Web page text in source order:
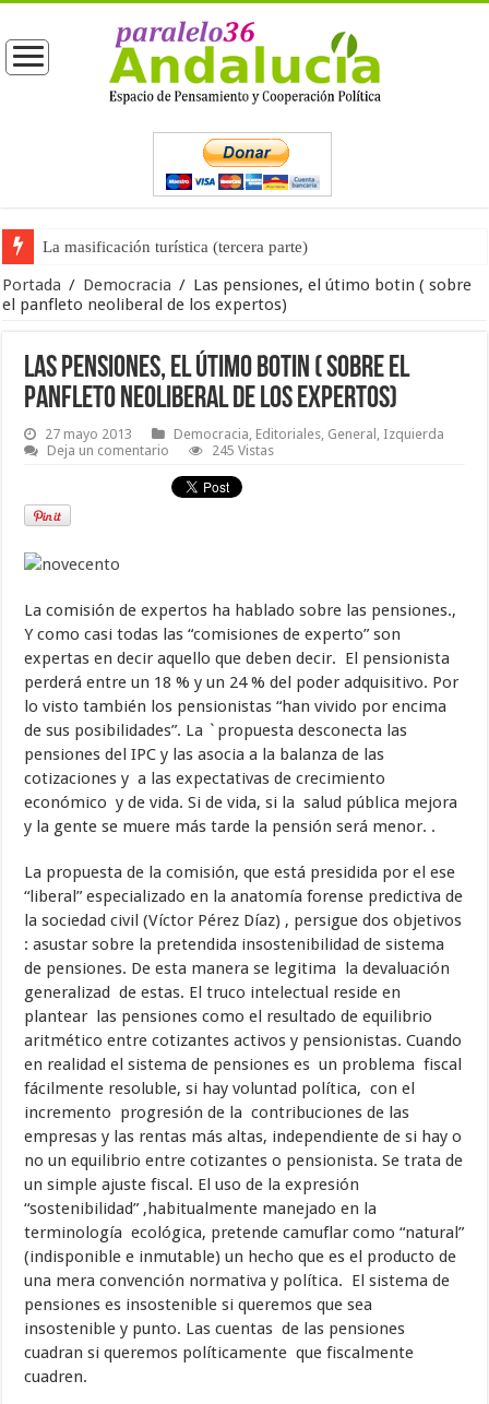
La masificación turística (tercera parte)
La opinión pública ante las próximas elecciones generales
Portada / Democracia / Las pensiones, el útimo botin ( sobre
el panfleto neoliberal de los expertos)
Las pensiones, el útimo botin ( sobre el
panfleto neoliberal de los expertos)
27 mayo 2013 Democracia, Editoriales, General , Izquierda
Deja un comentario
245 Vistas
La comisión de expertos ha hablado sobre las pensiones.,
Y como casi todas las “comisiones de experto” son
expertas en decir aquello que deben decir. El pensionista
perderá entre un 18 % y un 24 % del poder adquisitivo. Por
lo visto también los pensionistas “han vivido por encima
de sus posibilidades”. La `propuesta desconecta las
pensiones del IPC y las asocia a la balanza de las
cotizaciones y a las expectativas de crecimiento
económico y de vida. Si de vida, si la salud pública mejora
y la gente se muere más tarde la pensión será menor. .
La propuesta de la comisión, que está presidida por el ese
“liberal” especializado en la anatomía forense predictiva de
la sociedad civil (Víctor Pérez Díaz) , persigue dos objetivos
: asustar sobre la pretendida insostenibilidad de sistema
de pensiones. De esta manera se legitima la devaluación
generalizad de estas. El truco intelectual reside en
plantear las pensiones como el resultado de equilibrio
aritmético entre cotizantes activos y pensionistas. Cuando
en realidad el sistema de pensiones es un problema fiscal
fácilmente resoluble, si hay voluntad política, con el
incremento progresión de la contribuciones de las
empresas y las rentas más altas, independiente de si hay o
no un equilibrio entre cotizantes o pensionista. Se trata de
un simple ajuste fiscal. El uso de la expresión
“sostenibilidad” ,habitualmente manejado en la
terminología ecológica, pretende camuflar como “natural”
(indisponible e inmutable) un hecho que es el producto de
una mera convención normativa y política. El sistema de
pensiones es insostenible si queremos que sea
insostenible y punto. Las cuentas de las pensiones
cuadran si queremos políticamente que fiscalmente
cuadren.